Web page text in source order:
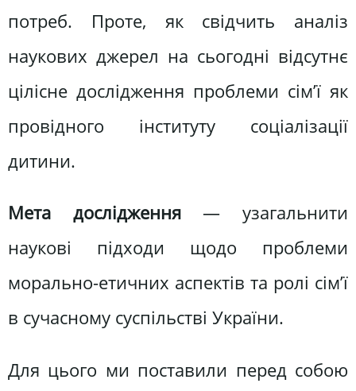
потреб. Проте, як свідчить аналіз
наукових джерел на сьогодні відсутнє
цілісне дослідження проблеми сім’ї як
провідного інституту соціалізації
дитини.
Мета дослідження— узагальнити
наукові підходи щодо проблеми
морально-етичних аспектів та ролі сім’ї
в сучасному суспільстві України.
Для цього ми поставили перед собою